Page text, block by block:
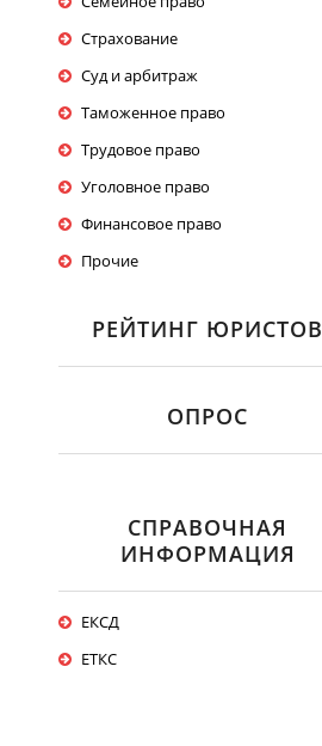
Страхование
Суд и арбитраж
Таможенное право
Трудовое право
Уголовное право
Финансовое право
Прочие
РЕЙТИНГ ЮРИСТОВ
ОПРОС
СПРАВОЧНАЯ
ИНФОРМАЦИЯ
ЕКСД
ЕТКС